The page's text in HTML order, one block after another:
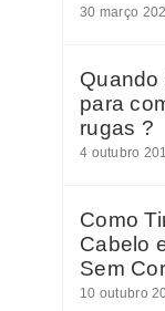
30 março
Quando
para
rugas ?
4 outubro
Como
Cabelo
Sem
10 outubro